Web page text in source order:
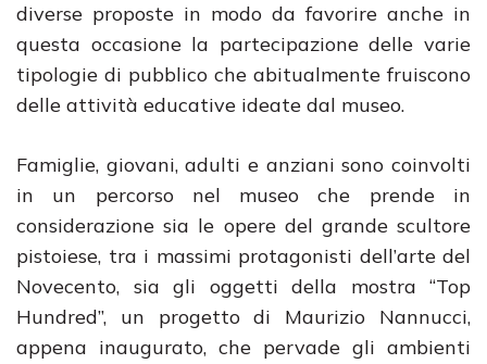
diverse proposte in modo da favorire anche in
questa occasione la partecipazione delle varie
tipologie di pubblico che abitualmente fruiscono
delle attività educative ideate dal museo.
Famiglie, giovani, adulti e anziani sono coinvolti
in un percorso nel museo che prende in
considerazione sia le opere del grande scultore
pistoiese, tra i massimi protagonisti dell’arte del
Novecento, sia gli oggetti della mostra “Top
Hundred”, un progetto di Maurizio Nannucci,
appena inaugurato, che pervade gli ambienti